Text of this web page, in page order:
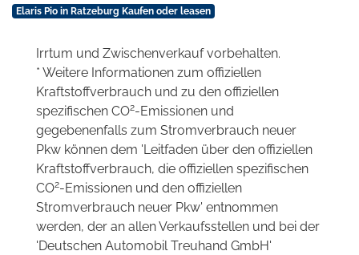
Elaris Pio in Ratzeburg Kaufen oder leasen
Irrtum und Zwischenverkauf vorbehalten.
* Weitere Informationen zum offiziellen
Kraftstoffverbrauch und zu den offiziellen
spezifischen CO2-Emissionen und
gegebenenfalls zum Stromverbrauch neuer
Pkw können dem 'Leitfaden über den offiziellen
Kraftstoffverbrauch, die offiziellen spezifischen
CO2-Emissionen und den offiziellen
Stromverbrauch neuer Pkw' entnommen
werden, der an allen Verkaufsstellen und bei der
'Deutschen Automobil Treuhand GmbH'